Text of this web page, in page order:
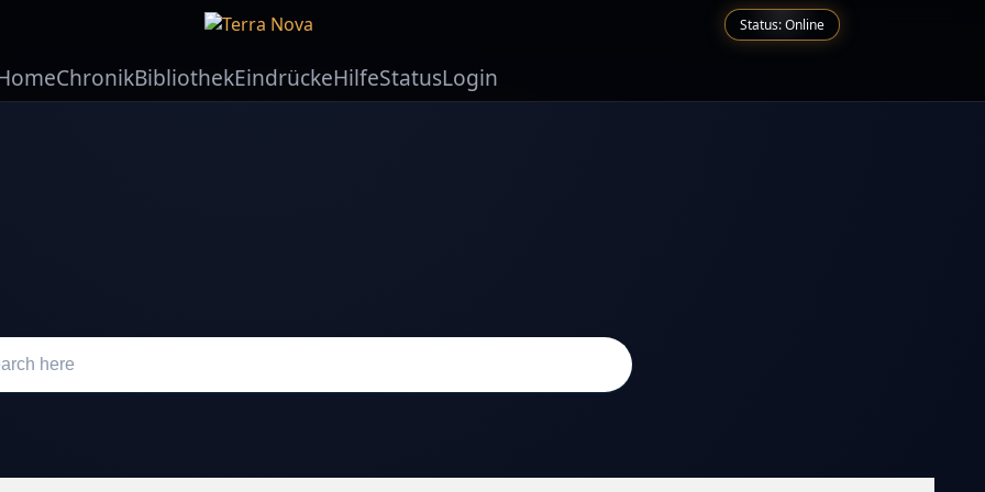
Status: Online
ChronikBibliothekEindrückeHilfeStatusLogin